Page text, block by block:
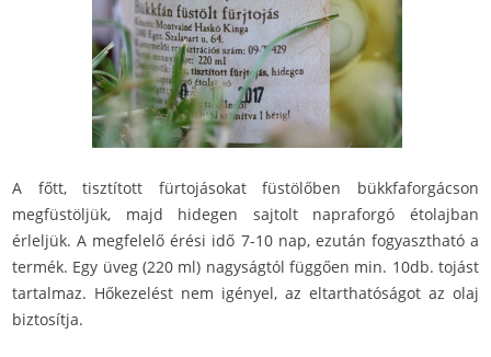
A főtt, tisztított fürtojásokat füstölőben bükkfaforgácson
megfüstöljük, majd hidegen sajtolt napraforgó étolajban
érleljük. A megfelelő érési idő 7-10 nap, ezután fogyasztható a
termék. Egy üveg (220 ml) nagyságtól függően min. 10db. tojást
tartalmaz. Hőkezelést nem igényel, az eltarthatóságot az olaj
biztosítja.